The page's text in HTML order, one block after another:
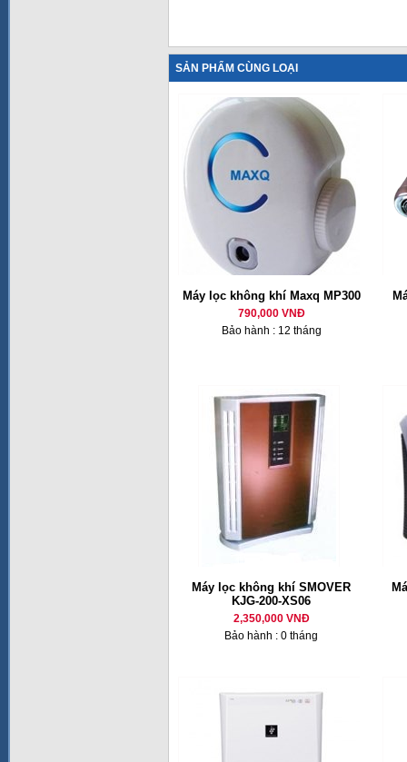
SẢN PHẨM CÙNG LOẠI
Máy lọc không khí Maxq MP300
790,000 VNĐ
Bảo hành : 12 tháng
Máy lọc không khí SMOVER
KJG-200-XS06
2,350,000 VNĐ
Bảo hành : 0 tháng